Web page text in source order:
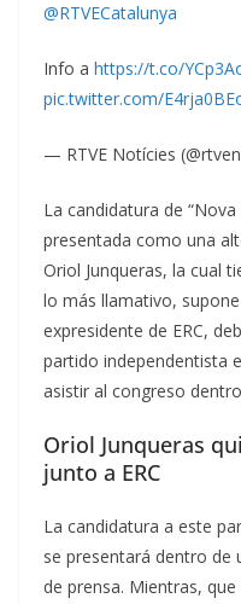
@RTVECatalunya
Info a https://t.co/
pic.twitter.com/
— RTVE Notícies
La candidatura de
presentada como una
Oriol Junqueras, la cual
lo más llamativo,
expresidente de ERC,
partido independentista
asistir al congreso
Oriol Junqueras
junto a ERC
La candidatura a este
se presentará dentro de
de prensa. Mientras,